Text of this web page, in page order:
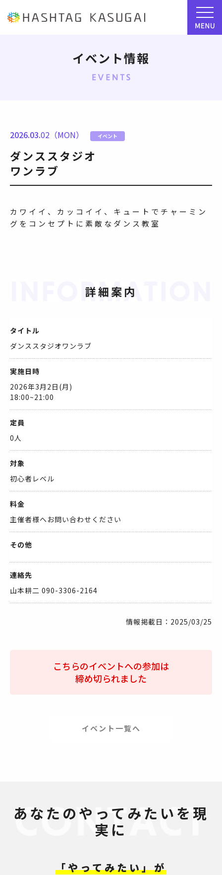
イベント情報
2026.03.02（MON） イベント
ダンススタジオ
ワンラブ
カワイイ、カッコイイ、キュートでチャーミン
グをコンセプトに素敵なダンス教室
詳細案内
タイトル
ダンススタジオワンラブ
実施日時
2026年3月2日(月)
18:00~21:00
定員
0人
対象
初心者レベル
料金
主催者様へお問い合わせください
その他
連絡先
山本耕二 090-3306-2164
情報掲載日：2025/03/25
こちらのイベントへの参加は
締め切られました
イベント一覧へ
あなたのやってみたいを現
実に
「やってみたい」が